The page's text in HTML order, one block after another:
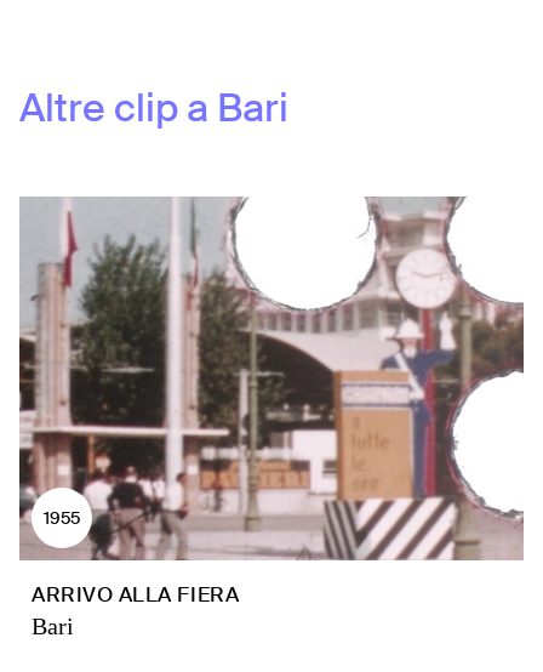
Altre clip a Bari
1955
ARRIVO ALLA FIERA
Bari